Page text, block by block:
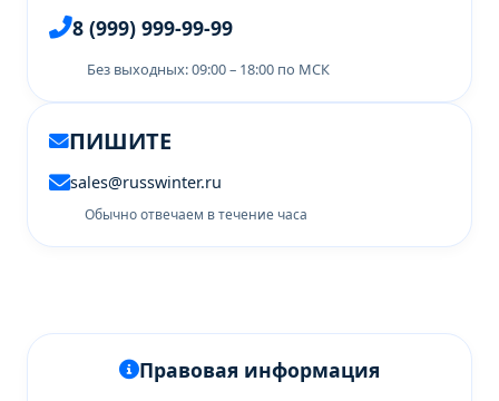
8 (999) 999-99-99
Без выходных: 09:00 – 18:00 по МСК
ПИШИТЕ
sales@russwinter.ru
Обычно отвечаем в течение часа
Правовая информация